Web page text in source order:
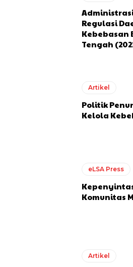
Regulasi
Kebebasan
Tengah
Artikel
Politik
Kelola
eLSA Press
Komunitas
Artikel